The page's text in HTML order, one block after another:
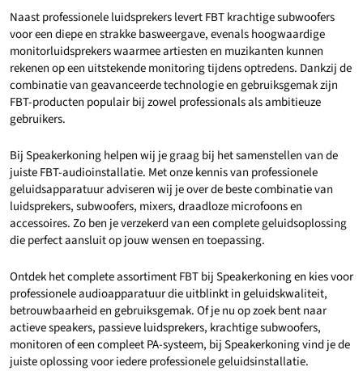
Naast professionele luidsprekers levert FBT krachtige subwoofers
voor een diepe en strakke basweergave, evenals hoogwaardige
monitorluidsprekers waarmee artiesten en muzikanten kunnen
rekenen op een uitstekende monitoring tijdens optredens. Dankzij de
combinatie van geavanceerde technologie en gebruiksgemak zijn
FBT-producten populair bij zowel professionals als ambitieuze
gebruikers.
Bij Speakerkoning helpen wij je graag bij het samenstellen van de
juiste FBT-audioinstallatie. Met onze kennis van professionele
geluidsapparatuur adviseren wij je over de beste combinatie van
luidsprekers, subwoofers, mixers, draadloze microfoons en
accessoires. Zo ben je verzekerd van een complete geluidsoplossing
die perfect aansluit op jouw wensen en toepassing.
Ontdek het complete assortiment FBT bij Speakerkoning en kies voor
professionele audioapparatuur die uitblinkt in geluidskwaliteit,
betrouwbaarheid en gebruiksgemak. Of je nu op zoek bent naar
actieve speakers, passieve luidsprekers, krachtige subwoofers,
monitoren of een compleet PA-systeem, bij Speakerkoning vind je de
juiste oplossing voor iedere professionele geluidsinstallatie.